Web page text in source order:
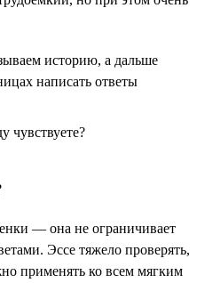
историю, а дальше
написать ответы
чувствуете?
— она не ограничивает
Эссе тяжело проверять,
применять ко всем мягким